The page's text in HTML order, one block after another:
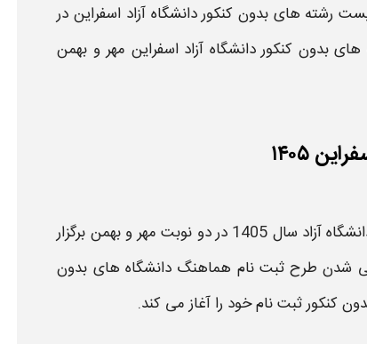
رشته های بدون کنکور دانشگاه آزاد اسفراین در
بدون کنکور دانشگاه آزاداسفراین مهر و بهمن
۱۴۰۵
آزاد سال 1405 در دو نوبت مهروبهمن برگزار
شدن طرحثبت نام هماهنگدانشگاه های بدون
کنکور ثبت نامخود را آغاز می کند.